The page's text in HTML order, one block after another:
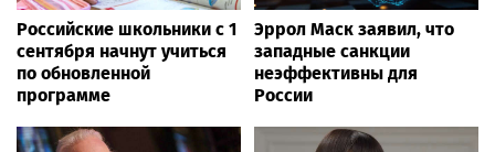
Российские школьники с 1
сентября начнут учиться
по обновленной
программе
Эррол Маск заявил, что
западные санкции
неэффективны для
России